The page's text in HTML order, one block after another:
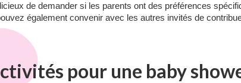
de demander si les parents ont des préférences
également convenir avec les autres invités de
pour une baby